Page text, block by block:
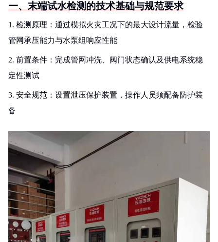
一、末端试水检测的技术基础与规范要求
1. 检测原理：通过模拟火灾工况下的最大设计流量，检验
管网承压能力与水泵组响应性能
2. 前置条件：完成管网冲洗、阀门状态确认及供电系统稳
定性测试
3. 安全规范：设置泄压保护装置，操作人员须配备防护装
备